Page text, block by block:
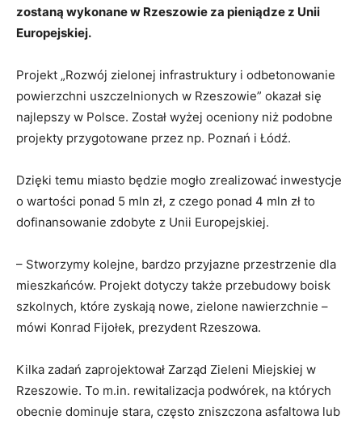
zostaną wykonane w Rzeszowie za pieniądze z Unii
Europejskiej.
Projekt „Rozwój zielonej infrastruktury i odbetonowanie
powierzchni uszczelnionych w Rzeszowie” okazał się
najlepszy w Polsce. Został wyżej oceniony niż podobne
projekty przygotowane przez np. Poznań i Łódź.
Dzięki temu miasto będzie mogło zrealizować inwestycje
o wartości ponad 5 mln zł, z czego ponad 4 mln zł to
dofinansowanie zdobyte z Unii Europejskiej.
– Stworzymy kolejne, bardzo przyjazne przestrzenie dla
mieszkańców. Projekt dotyczy także przebudowy boisk
szkolnych, które zyskają nowe, zielone nawierzchnie –
mówi Konrad Fijołek, prezydent Rzeszowa.
Kilka zadań zaprojektował Zarząd Zieleni Miejskiej w
Rzeszowie. To m.in. rewitalizacja podwórek, na których
obecnie dominuje stara, często zniszczona asfaltowa lub